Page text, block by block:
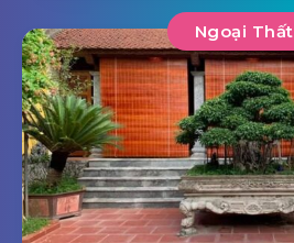
Ngoại Thất